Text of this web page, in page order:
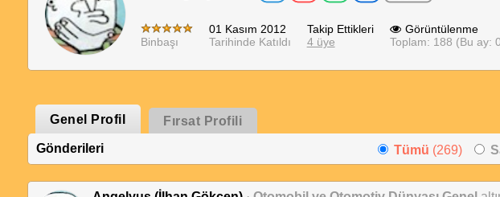
Binbaşı
01 Kasım 2012
Tarihinde Katıldı
Takip Ettikleri
4 üye
Görüntülenme
Toplam: 188 (Bu ay:
Genel Profil Fırsat Profili
Gönderileri Tümü (269)